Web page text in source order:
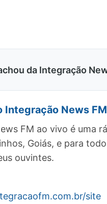
da Integração
Integração News FM
FM ao vivo é uma
Goiás, e para
ouvintes.
site